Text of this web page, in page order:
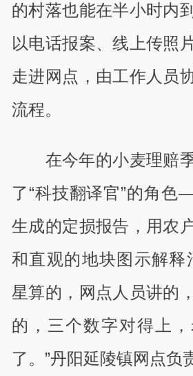
的村落也能在半小时内
以电话报案、线上传照
走进网点，由工作人员
流程。
在今年的小麦理赔
了“科技翻译官”的角
生成的定损报告，用农
和直观的地块图示解释
星算的，网点人员讲的
的，三个数字对得上
了。”丹阳延陵镇网点负